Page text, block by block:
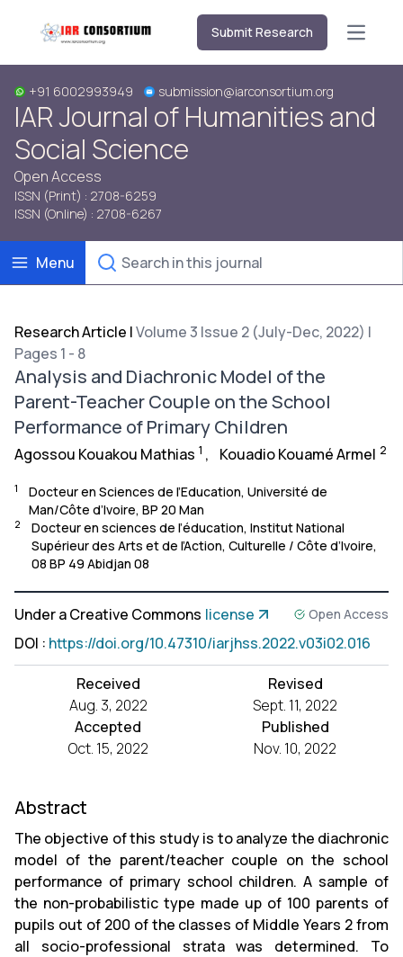
Submit Research Open
+91 6002993949 submission@iarconsortium.org
IAR Journal of Humanities and
Social Science
Open Access
ISSN (Print) : 2708-6259
ISSN (Online) : 2708-6267
Menu
Research Article |Volume 3 Issue 2 (July-Dec, 2022) |
Pages 1 - 8
Analysis and Diachronic Model of the
Parent-Teacher Couple on the School
Performance of Primary Children
Agossou Kouakou Mathias 1 , Kouadio Kouamé Armel 2
1
Docteur en Sciences de l’Education, Université de
Man/Côte d’Ivoire, BP 20 Man
2
Docteur en sciences de l’éducation, Institut National
Supérieur des Arts et de l’Action, Culturelle / Côte d’Ivoire,
08 BP 49 Abidjan 08
Under a Creative Commons license Open Access
DOI : https://doi.org/10.47310/iarjhss.2022.v03i02.016
Received
Aug. 3, 2022
Revised
Sept. 11, 2022
Accepted
Oct. 15, 2022
Published
Nov. 10, 2022
Abstract
The objective of this study is to analyze the diachronic
model of the parent/teacher couple on the school
performance of primary school children. A sample of
the non-probabilistic type made up of 100 parents of
pupils out of 200 of the classes of Middle Years 2 from
all socio-professional strata was determined. To